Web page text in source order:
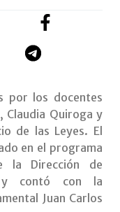
por los docentes
Claudia Quiroga y
de las Leyes. El
en el programa
la Dirección de
y contó con la
Juan Carlos